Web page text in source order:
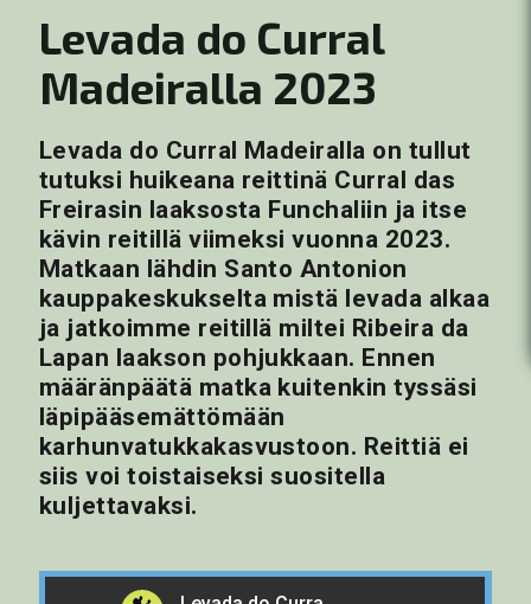
Levada do Curral
Madeiralla 2023
Levada do Curral Madeiralla on tullut
tutuksi huikeana reittinä Curral das
Freirasin laaksosta Funchaliin ja itse
kävin reitillä viimeksi vuonna 2023.
Matkaan lähdin Santo Antonion
kauppakeskukselta mistä levada alkaa
ja jatkoimme reitillä miltei Ribeira da
Lapan laakson pohjukkaan. Ennen
määränpäätä matka kuitenkin tyssäsi
läpipääsemättömään
karhunvatukkakasvustoon. Reittiä ei
siis voi toistaiseksi suositella
kuljettavaksi.